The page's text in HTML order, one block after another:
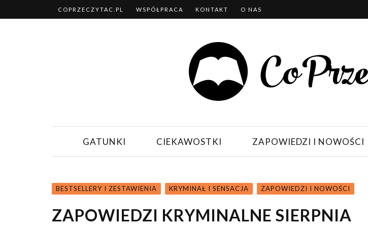
COPRZECZYTAC.PL WSPÓŁPRACA KONTAKT O NAS
GATUNKI CIEKAWOSTKI ZAPOWIEDZI I NOWOŚCI
BESTSELLERY I ZESTAWIENIA KRYMINAŁ I SENSACJA ZAPOWIEDZI I NOWOŚCI
ZAPOWIEDZI KRYMINALNE SIERPNIA